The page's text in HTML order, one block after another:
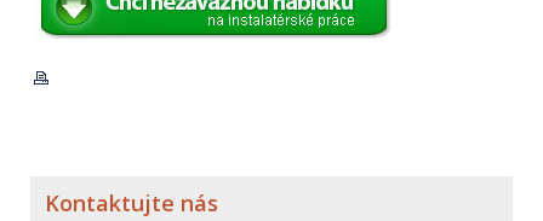
Kontaktujte nás